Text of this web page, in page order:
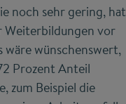
noch sehr gering, hat
Weiterbildungen vor
wäre wünschenswert,
Prozent Anteil
zum Beispiel die